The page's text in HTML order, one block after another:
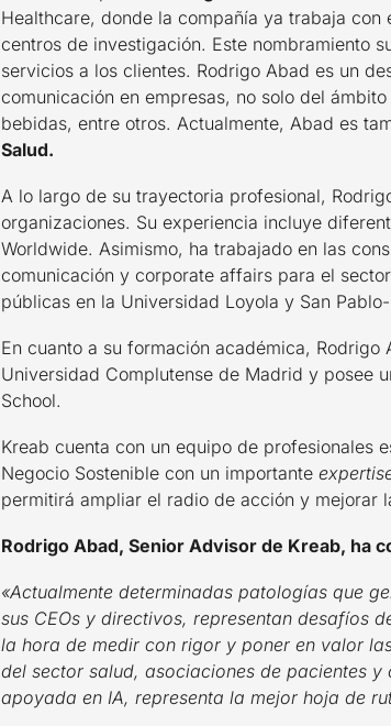
Healthcare, donde la compañía ya trabaja
centros de investigación. Este nombramiento
servicios a los clientes. Rodrigo Abad es un
comunicación en empresas, no solo del
bebidas, entre otros. Actualmente, Abad es
Salud.
A lo largo de su trayectoria profesional,
organizaciones. Su experiencia incluye
Worldwide. Asimismo, ha trabajado en las
comunicación y corporate affairs para el
públicas en la Universidad Loyola y San Pablo-
En cuanto a su formación académica,
Universidad Complutense de Madrid y posee
School.
Kreab cuenta con un equipo de profesionales
Negocio Sostenible con un importante
permitirá ampliar el radio de acción y mejorar
Rodrigo Abad, Senior Advisor de Kreab, ha
«Actualmente determinadas patologías que
sus CEOs y directivos, representan desafíos
la hora de medir con rigor y poner en valor
del sector salud, asociaciones de pacientes
apoyada en IA, representa la mejor hoja de